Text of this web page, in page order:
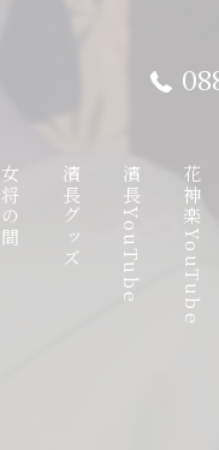
女将の間 濱長グッズ 濱長YouTube 花神楽YouTube